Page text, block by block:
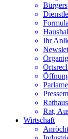
Ihr
Rat,
Wirtschaft